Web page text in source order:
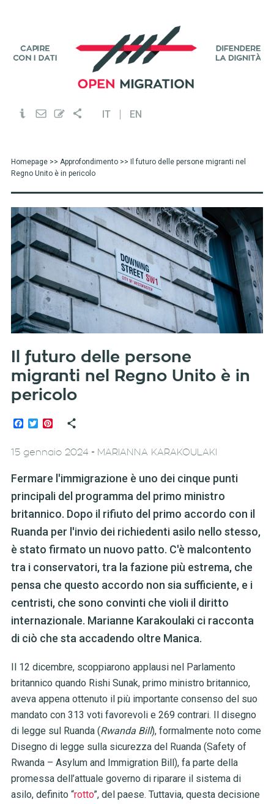
IT EN
Homepage>> Approfondimento>> Il futuro delle persone migranti nel
Regno Unito è in pericolo
Il futuro delle persone
migranti nel Regno Unito è in
pericolo
Facebook
TwitterPinterest
15 gennaio 2024 - MARIANNA KARAKOULAKI
Fermare l'immigrazione è uno dei cinque punti
principali del programma del primo ministro
britannico. Dopo il rifiuto del primo accordo con il
Ruanda per l'invio dei richiedenti asilo nello stesso,
è stato firmato un nuovo patto. C'è malcontento
tra i conservatori, tra la fazione più estrema, che
pensa che questo accordo non sia sufficiente, e i
centristi, che sono convinti che violi il diritto
internazionale. Marianne Karakoulaki ci racconta
di ciò che sta accadendo oltre Manica.
Il 12 dicembre, scoppiarono applausi nel Parlamento
britannico quando Rishi Sunak, primo ministro britannico,
aveva appena ottenuto il più importante consenso del suo
mandato con 313 voti favorevoli e 269 contrari. Il disegno
di legge sul Ruanda (Rwanda Bill), formalmente noto come
Disegno di legge sulla sicurezza del Ruanda (Safety of
Rwanda – Asylum and Immigration Bill), fa parte della
promessa dell’attuale governo di riparare il sistema di
asilo, definito “rotto”, del paese. Tuttavia, questa decisione